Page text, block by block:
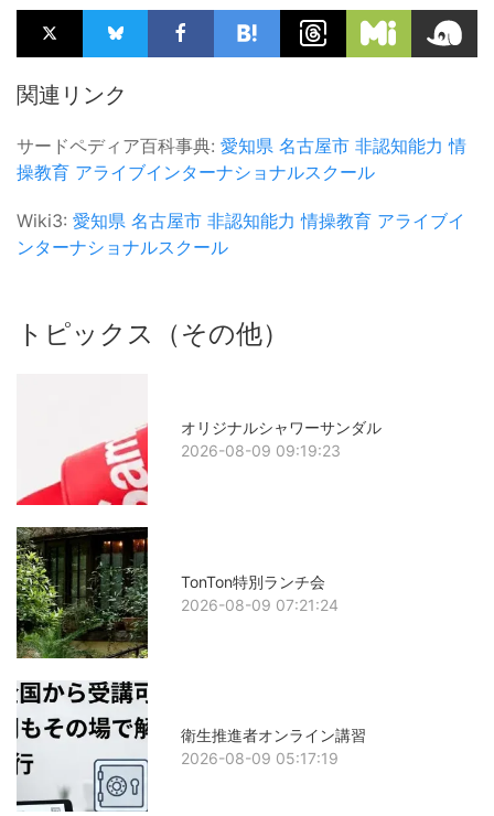
関連リンク
サードペディア百科事典: 愛知県 名古屋市 非認知能力 情
操教育 アライブインターナショナルスクール
Wiki3: 愛知県 名古屋市 非認知能力 情操教育 アライブイ
ンターナショナルスクール
トピックス（その他）
オリジナルシャワーサンダル
2026-08-09 09:19:23
TonTon特別ランチ会
2026-08-09 07:21:24
衛生推進者オンライン講習
2026-08-09 05:17:19